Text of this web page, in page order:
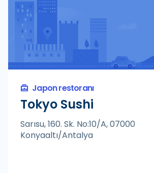
Japon restoranı
Tokyo Sushi
Sarısu, 160. Sk. No:10/A, 07000
Konyaaltı/Antalya